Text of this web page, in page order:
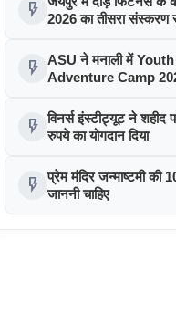
flash_on 2026 का तीसरा संस्करण
flash_on ASU ने मनाली में
Adventure Camp
flash_on विनर्स इंस्टीट्यूट ने शहीद
रुपये का योगदान दिया
flash_on प्रेम मंदिर जन्माष्टमी की
जाननी चाहिए